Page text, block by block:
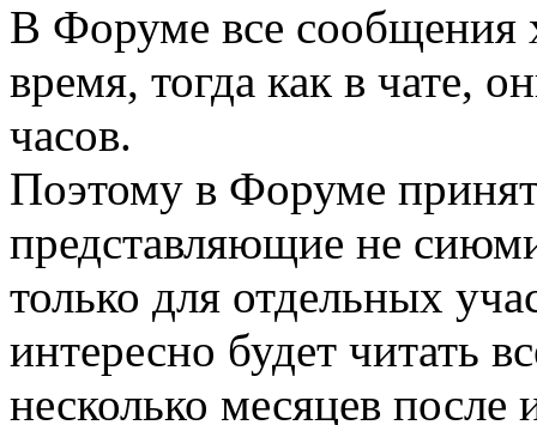
В Форуме все сообщения
время, тогда как в чате,
часов.
Поэтому в Форуме
представляющие не
только для отдельных
интересно будет читать
несколько месяцев после